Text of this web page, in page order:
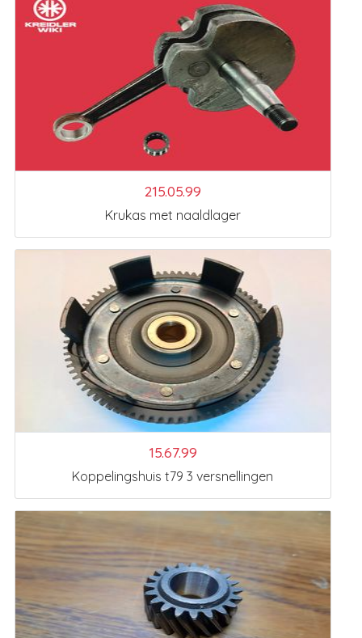
215.05.99
Krukas met naaldlager
15.67.99
Koppelingshuis t79 3 versnellingen